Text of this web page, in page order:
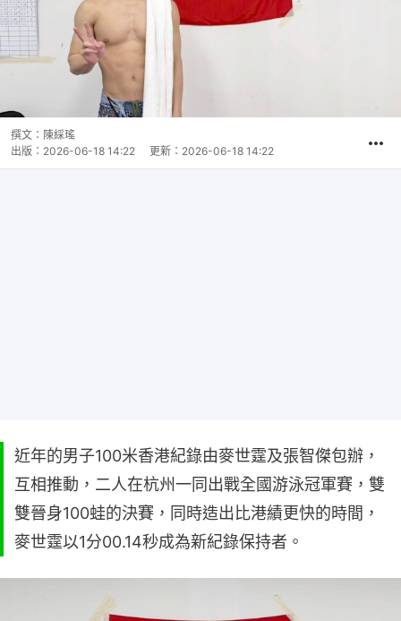
撰文： 陳綵瑤
出版： 2026-06-18 14:22 更新： 2026-06-18 14:22
近年的男子100米香港紀錄由麥世霆及張智傑包辦，
互相推動，二人在杭州一同出戰全國游泳冠軍賽，雙
雙晉身100蛙的決賽，同時造出比港績更快的時間，
麥世霆以1分00.14秒成為新紀錄保持者。